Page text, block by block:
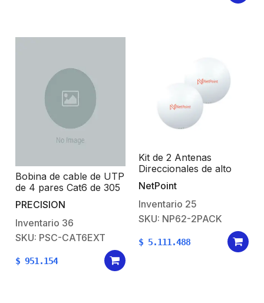
Bobina de cable de UTP
de 4 pares Cat6 de 305
m (1000 ft), 100%
Cobre, LDPE Resistente
a rayos UV, Color
Negro, 24 AWG, Uso en
Exterior, Para
Aplicaciones de Voz,
Datos y Video
PRECISION
Inventario 36
SKU: PSC-CAT6EXT
$ 951.154
Kit de 2 Antenas
Direccionales de alto
rendimiento / diámetro
de 60 cm / 4.9-6.4 GHz
/ Ganancia 30 dBi /
SLANT de 45 ° y 90 ° /
Ideal para 30 km /
Conector N-Hembra /
Montaje y jumpers
NetPoint
Inventario 25
SKU: NP62-2PACK
$ 5.111.488